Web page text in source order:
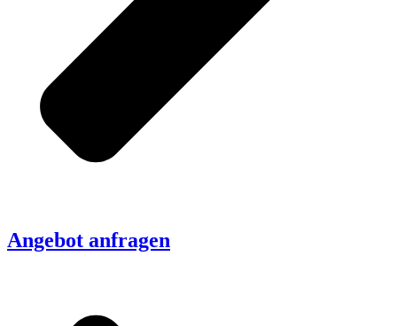
Angebot anfragen